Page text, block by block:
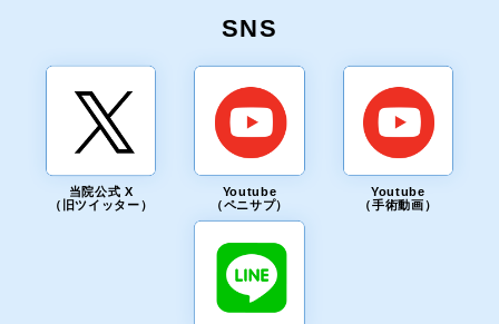
SNS
当院公式 X
（旧ツイッター）
Youtube
（ペニサプ）
Youtube
（手術動画）